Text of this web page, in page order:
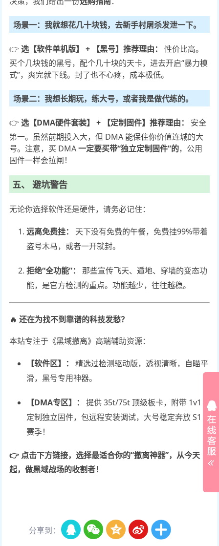
场景一：我就想花几十块钱，去新手村屠杀发泄一下。
👉 选【软件单机版】 + 【黑号】推荐理由：
性价比高。
买个几块钱的黑号，配个几十块的天卡，进去开启“暴力模
式”，爽完就下线。封了也不心疼，成本极低。
场景二：我想长期玩，练大号，或者我是做代练的。
👉 选【DMA硬件套装】 + 【定制固件】推荐理由：
安全
第一。虽然前期投入大，但 DMA 能保住你价值连城的大
号。注意，买 DMA一定要买带“独立定制固件”的，公用
固件一样会拉闸！
五、 避坑警告
无论你选择软件还是硬件，请务必记住：
远离免费挂：
天下没有免费的午餐，免费挂99%带着
盗号木马，或者一开就封。
拒绝“全功能”：
那些宣传飞天、遁地、穿墙的变态功
能，是官方检测的重点。功能越少，往往越稳。
🔥 还在为找不到靠谱的科技发愁？
本站专注于《黑域撤离》高端辅助资源：
【软件区】：
精选过检测驱动版，透视清晰，自瞄平
滑，黑号专用神器。
【DMA专区】：
提供 35t/75t 顶级板卡，附带 1v1
定制独立固件，包远程安装调试，大号稳定奔放 S1
赛季！
👉 点击下方链接，选择最适合你的“撤离神器”，从今天
起，做黑域战场的收割者！
分享到：